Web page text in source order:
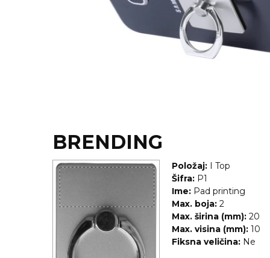
JAKNE I PRSLUCI
HYGIENIC KOLEKCIJA
OKOVRATNE ID TRAKICE
PRIBOR ZA PISANJE
KAPE
BRENDING
Položaj: I Top
Šifra: P1
Ime: Pad printing
Max. boja: 2
Max. širina (mm): 20
Max. visina (mm): 10
Fiksna veličina: Ne